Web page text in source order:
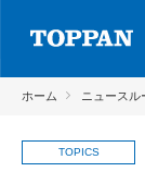
ホーム ニュースル
TOPICS